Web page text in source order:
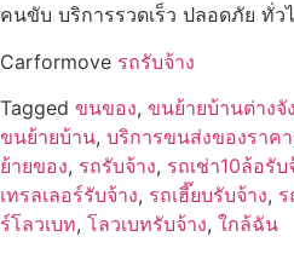
คนขับ บริการรวดเร็ว ปลอดภัย ทั่ว
Carformove รถรับจ้าง
Tagged ขนของ, ขนย้ายบ้านต่างจั
ขนย้ายบ้าน, บริการขนส่งของราค
ย้ายของ, รถรับจ้าง, รถเช่า10ล้อรับ
เทรลเลอร์รับจ้าง, รถเฮี๊ยบรับจ้าง,
ร์โลวเบท, โลวเบทรับจ้าง, ใกล้ฉัน